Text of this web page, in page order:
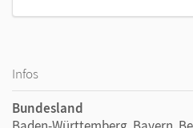
Infos
Bundesland